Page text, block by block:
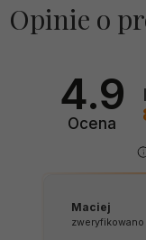
Opinie o
4.9
Ocena
Maciej
zweryfikowano